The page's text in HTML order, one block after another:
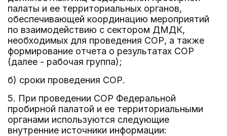
палаты и ее территориальных органов,
обеспечивающей координацию мероприятий
по взаимодействию с сектором ДМДК,
необходимых для проведения СОР, а также
формирование отчета о результатах СОР
(далее - рабочая группа);
б) сроки проведения СОР.
5. При проведении СОР Федеральной
пробирной палатой и ее территориальными
органами используются следующие
внутренние источники информации: